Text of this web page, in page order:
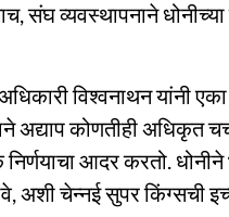
संघ व्यवस्थापनाने
विश्वनाथन यांनी
अद्याप कोणतीही अधिकृत
आदर करतो. धोनीने
अशी चेन्नई सुपर किंग्सची